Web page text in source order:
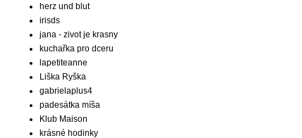
herz und blut
irisds
jana - zivot je krasny
kuchařka pro dceru
lapetiteanne
Liška Ryška
gabrielaplus4
padesátka míša
Klub Maison
krásné hodinky